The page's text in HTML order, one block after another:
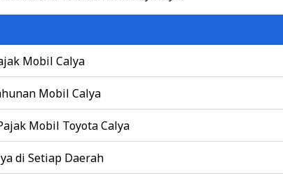
Mobil Calya
Mobil Calya
Mobil Toyota Calya
di Setiap Daerah